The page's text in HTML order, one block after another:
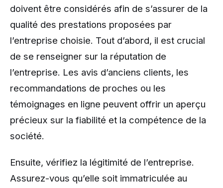
doivent être considérés afin de s’assurer de la
qualité des prestations proposées par
l’entreprise choisie. Tout d’abord, il est crucial
de se renseigner sur la réputation de
l’entreprise. Les avis d’anciens clients, les
recommandations de proches ou les
témoignages en ligne peuvent offrir un aperçu
précieux sur la fiabilité et la compétence de la
société.
Ensuite, vérifiez la légitimité de l’entreprise.
Assurez-vous qu’elle soit immatriculée au